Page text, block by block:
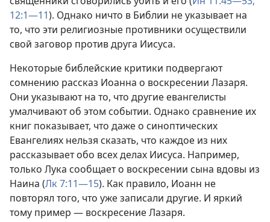
12:1—11). Однако ничто в Библии не указывает на
то, что эти религиозные противники осуществили
свой заговор против друга Иисуса.
Некоторые библейские критики подвергают
сомнению рассказ Иоанна о воскресении Лазаря.
Они указывают на то, что другие евангелисты
умалчивают об этом событии. Однако сравнение их
книг показывает, что даже о синоптических
Евангелиях нельзя сказать, что каждое из них
рассказывает обо всех делах Иисуса. Например,
только Лука сообщает о воскресении сына вдовы из
Наина (Лк 7:11—15). Как правило, Иоанн не
повторял того, что уже записали другие. И яркий
тому пример — воскресение Лазаря.